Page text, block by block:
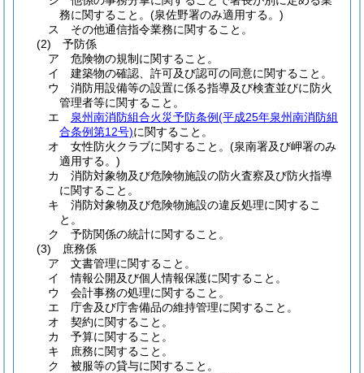
務に関すること。 (泉佐野署のみ適用する。)
ス
その他通信指令業務に関すること。
(2)
予防係
ア
危険物の規制に関すること。
イ
建築物の確認、許可及び認可の同意に関すること。
ウ
消防用設備等の設置に係る指導及び検査並びに防火
管理者等に関すること。
エ
泉州南消防組合火災予防条例(平成25年泉州南消防組
合条例第12号)に関すること。
オ
女性防火クラブに関すること。 (泉南署及び岬署のみ
適用する。)
カ
消防対象物及び危険物施設の防火査察及び防火指導
に関すること。
キ
消防対象物及び危険物施設の違反処理に関するこ
と。
ク
予防関係の統計に関すること。
(3)
庶務係
ア
文書管理に関すること。
イ
情報公開及び個人情報保護に関すること。
ウ
会計事務の処理に関すること。
エ
庁舎及び庁舎備品の維持管理に関すること。
オ
契約に関すること。
カ
予算に関すること。
キ
庶務に関すること。
ク
被服等の貸与に関すること。